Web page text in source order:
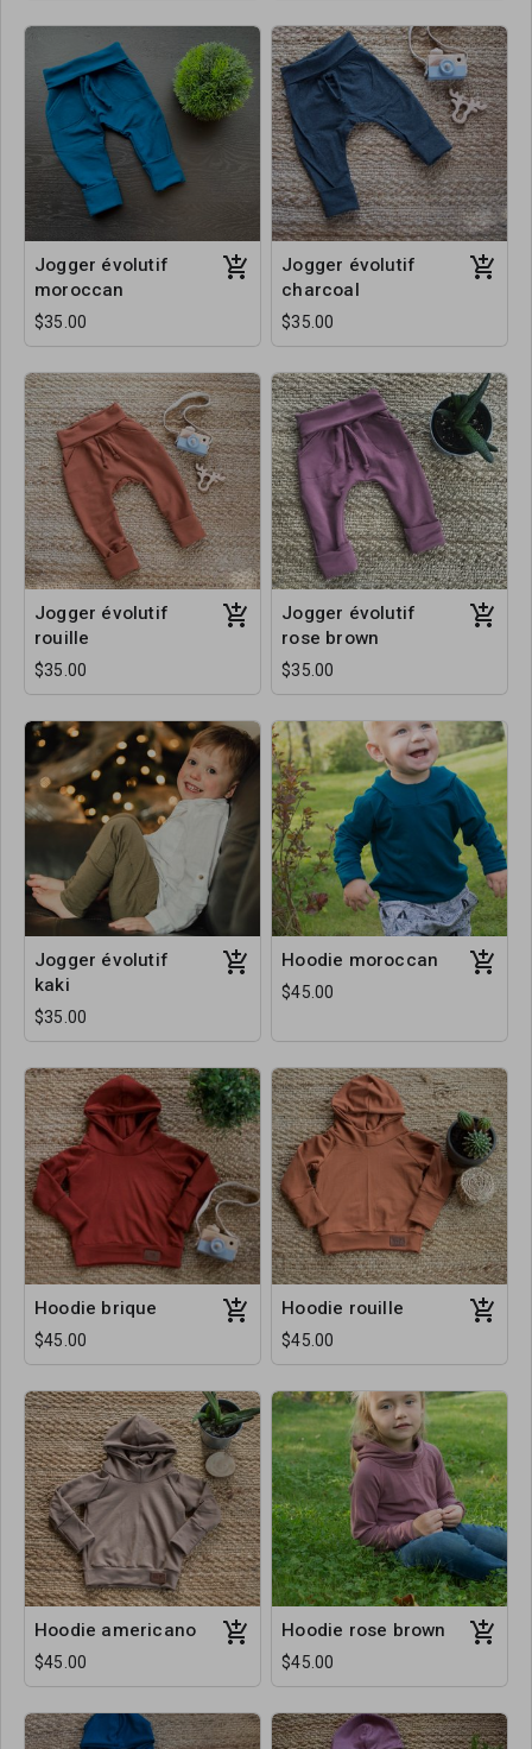
Jogger évolutif
moroccan
$35.00
Jogger évolutif
charcoal
$35.00
Jogger évolutif
rouille
$35.00
Jogger évolutif
rose brown
$35.00
Jogger évolutif
kaki
$35.00
Hoodie moroccan
$45.00
Hoodie brique
$45.00
Hoodie rouille
$45.00
Hoodie americano
$45.00
Hoodie rose brown
$45.00